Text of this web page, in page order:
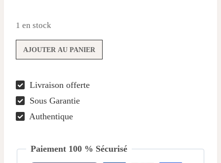
1 en stock
quantité
de
Éclat
de
Lune
AJOUTER AU PANIER
Livraison offerte
Sous Garantie
Authentique
Paiement 100 % Sécurisé